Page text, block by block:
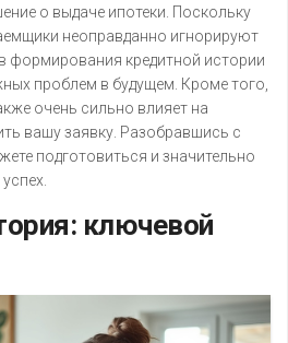
о выдаче ипотеки. Поскольку
неоправданно игнорируют
формирования кредитной истории
проблем в будущем. Кроме того,
очень сильно влияет на
вашу заявку. Разобравшись с
подготовиться и значительно
ключевой